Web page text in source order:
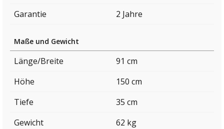
Garantie
2 Jahre
Maße und Gewicht
Länge/Breite
91 cm
Höhe
150 cm
Tiefe
35 cm
Gewicht
62 kg